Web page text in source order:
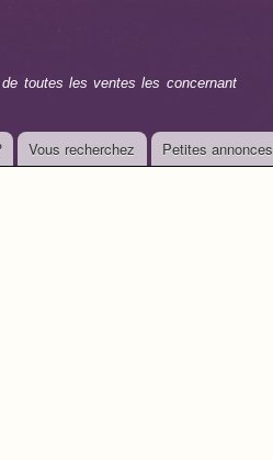
toutes les ventes les concernant
Vous recherchez Petites annonces